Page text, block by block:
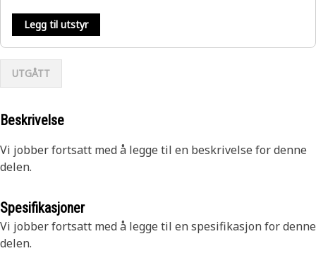
Legg til utstyr
UTGÅTT
Beskrivelse
Vi jobber fortsatt med å legge til en beskrivelse for denne
delen.
Spesifikasjoner
Vi jobber fortsatt med å legge til en spesifikasjon for denne
delen.